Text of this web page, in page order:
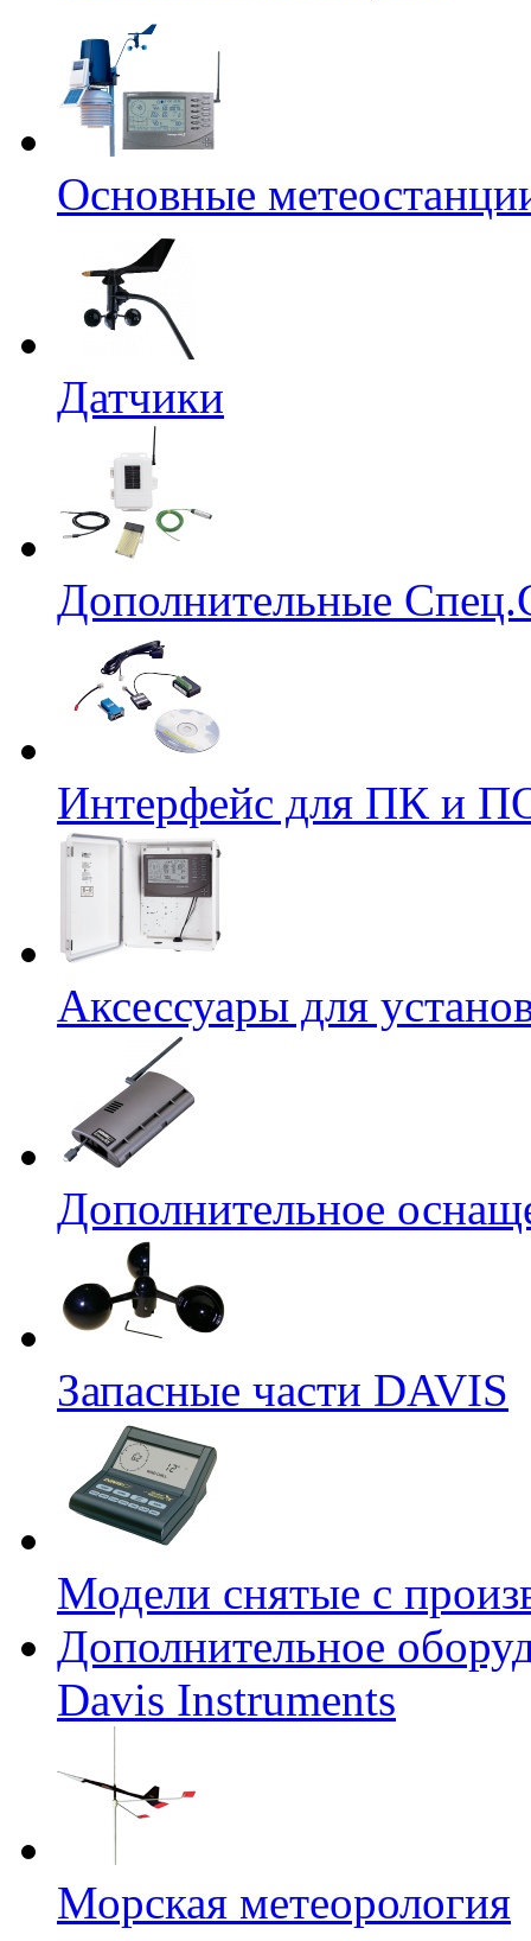
Основные
Датчики
Дополнительные
Интерфейс для ПК и
Аксессуары для
Дополнительное
Запасные части DAVIS
Модели снятые с
Дополнительное
Davis Instruments
Морская метеорология